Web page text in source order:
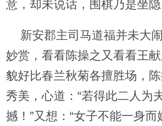
意，却未说话，围棋乃是坐隐
新安郡主司马道福并未大
妙赏，看看陈操之又看看王
貌好比春兰秋菊各擅胜场，
秀美，心道：“若得此二人为
撼！”又想：“女子不能一身而